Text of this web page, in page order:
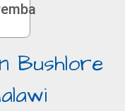
Bushlore